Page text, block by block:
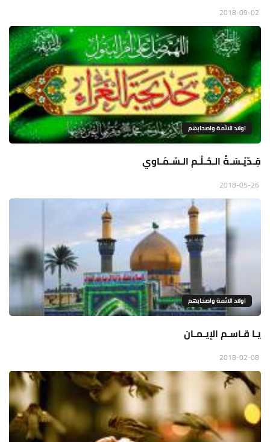
اولاد الائمة واصحابهم
قِـدّيْـسَـةُ الـحُـلُـم الـسّـمَـاوي
اولاد الائمة واصحابهم
يـا قـاسـم الإيـمـان